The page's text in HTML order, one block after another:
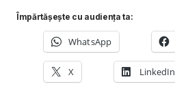
Împărtășește cu audiența ta:
WhatsApp
X LinkedIn